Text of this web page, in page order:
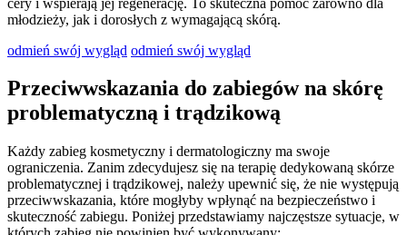
młodzieży, jak i dorosłych z wymagającą skórą.
odmień swój wygląd odmień swój wygląd
Przeciwwskazania do zabiegów na skórę
problematyczną i trądzikową
Każdy zabieg kosmetyczny i dermatologiczny ma swoje
ograniczenia. Zanim zdecydujesz się na terapię dedykowaną skórze
problematycznej i trądzikowej, należy upewnić się, że nie występują
przeciwwskazania, które mogłyby wpłynąć na bezpieczeństwo i
skuteczność zabiegu. Poniżej przedstawiamy najczęstsze sytuacje, w